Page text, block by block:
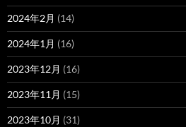
2024年2月 (14)
2024年1月 (16)
2023年12月 (16)
2023年11月 (15)
2023年10月 (31)